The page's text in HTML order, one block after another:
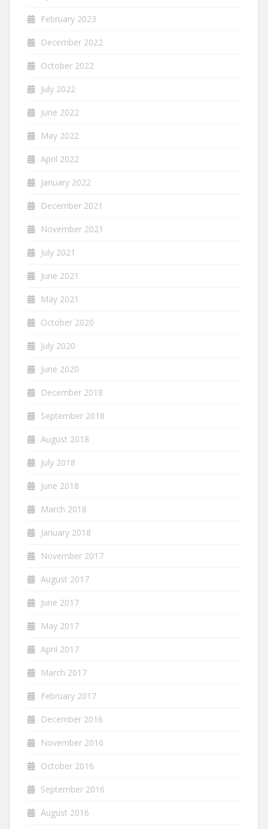
February 2023
December 2022
October 2022
July 2022
June 2022
May 2022
April 2022
January 2022
December 2021
November 2021
July 2021
June 2021
May 2021
October 2020
July 2020
June 2020
December 2018
September 2018
August 2018
July 2018
June 2018
March 2018
January 2018
November 2017
August 2017
June 2017
May 2017
April 2017
March 2017
February 2017
December 2016
November 2016
October 2016
September 2016
August 2016